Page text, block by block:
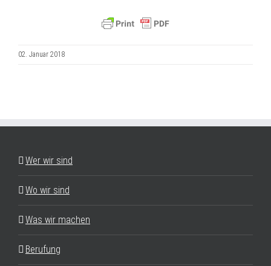
02. Januar 2018
Wer wir sind
Wo wir sind
Was wir machen
Berufung